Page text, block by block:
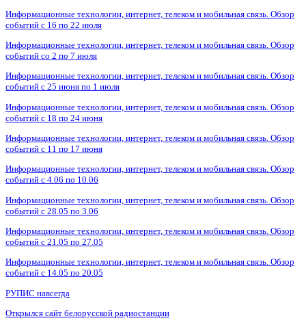
Информационные технологии, интернет, телеком и мобильная связь. Обзор
событий с 16 по 22 июля
Информационные технологии, интернет, телеком и мобильная связь. Обзор
событий со 2 по 7 июля
Информационные технологии, интернет, телеком и мобильная связь. Обзор
событий с 25 июня по 1 июля
Информационные технологии, интернет, телеком и мобильная связь. Обзор
событий с 18 по 24 июня
Информационные технологии, интернет, телеком и мобильная связь. Обзор
событий с 11 по 17 июня
Информационные технологии, интернет, телеком и мобильная связь. Обзор
событий с 4.06 по 10.06
Информационные технологии, интернет, телеком и мобильная связь. Обзор
событий с 28.05 по 3.06
Информационные технологии, интернет, телеком и мобильная связь. Обзор
событий с 21.05 по 27.05
Информационные технологии, интернет, телеком и мобильная связь. Обзор
событий с 14.05 по 20.05
РУПИС навсегда
Открылся сайт белорусской радиостанции